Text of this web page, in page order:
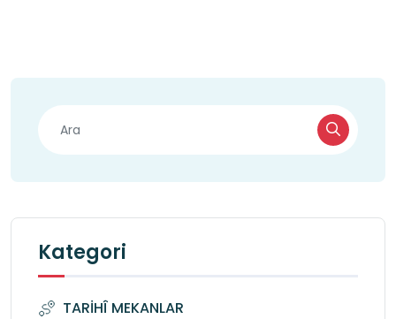
Kategori
TARİHÎ MEKANLAR